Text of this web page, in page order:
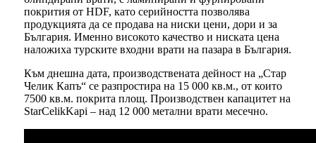
покрития от HDF, като серийността позволява
продукцията да се продава на ниски цени, дори и за
България. Именно високото качество и ниската цена
наложиха турските входни врати на пазара в България.
Към днешна дата, производствената дейност на „Стар
Челик Капъ“ се разпростира на 15 000 кв.м., от които
7500 кв.м. покрита площ. Производствен капацитет на
StarCelikKapi – над 12 000 метални врати месечно.